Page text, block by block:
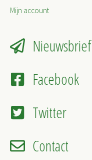
Mijn account
Nieuwsbrief
Facebook
Twitter
Contact